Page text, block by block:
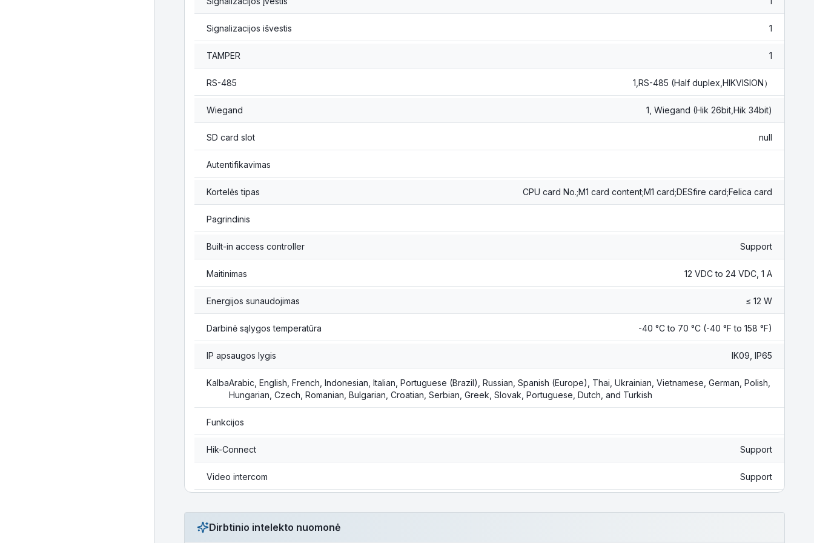
Signalizacijos išvestis 1
TAMPER 1
RS-485 1,RS-485 (Half duplex,HIKVISION）
Wiegand 1, Wiegand (Hik 26bit,Hik 34bit)
SD card slot null
Autentifikavimas
Kortelės tipas CPU card No.;M1 card content;M1 card;DESfire card;Felica card
Pagrindinis
Built-in access controller Support
Maitinimas 12 VDC to 24 VDC, 1 A
Energijos sunaudojimas ≤ 12 W
Darbinė sąlygos temperatūra -40 °C to 70 °C (-40 °F to 158 °F)
IP apsaugos lygis IK09, IP65
KalbaArabic, English, French, Indonesian, Italian, Portuguese (Brazil), Russian, Spanish (Europe), Thai, Ukrainian, Vietnamese, German, Polish,
Hungarian, Czech, Romanian, Bulgarian, Croatian, Serbian, Greek, Slovak, Portuguese, Dutch, and Turkish
Funkcijos
Hik-Connect Support
Video intercom Support
Dirbtinio intelekto nuomonė